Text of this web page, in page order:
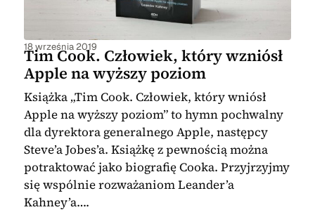
18 września 2019
Tim Cook. Człowiek, który wzniósł
Apple na wyższy poziom
Książka „Tim Cook. Człowiek, który wniósł
Apple na wyższy poziom” to hymn pochwalny
dla dyrektora generalnego Apple, następcy
Steve’a Jobes’a. Książkę z pewnością można
potraktować jako biografię Cooka. Przyjrzyjmy
się wspólnie rozważaniom Leander’a
Kahney’a….